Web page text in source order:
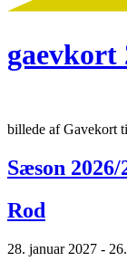
gaevkort
billede af Gavekort
Sæson 2026/
Rod
28. januar 2027 -